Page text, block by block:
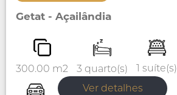
Getat - Açailândia
300.00 m2 3 quarto(s) 1 suíte(s)
Ver detalhes